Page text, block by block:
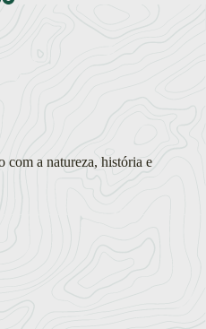
com a natureza, história e